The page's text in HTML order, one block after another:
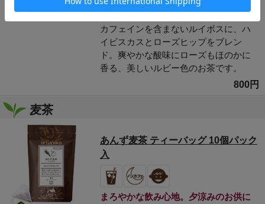
カフェインを含まないルイボスに、ハ
イビスカスとローズヒップをブレン
ド。爽やかな酸味にローズもほのかに
香る、美しいルビー色のお茶です。
800円
麦茶
あんず麦茶 ティーバッグ 10個パック
入
まろやかな飲み心地。夕涼みのお供に